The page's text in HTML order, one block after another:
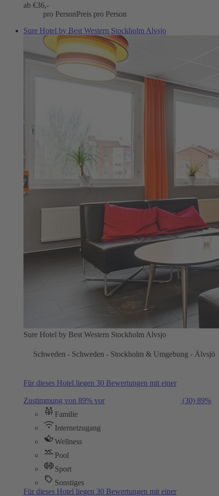
ab €36,-
pro PersonPreis pro Person
Sure Hotel by Best Western Stockholm Alvsjo
Sure Hotel by Best Western Stockholm Alvsjo
Schweden - Schweden - Stockholm & Umgebung - Älvsjö
Für dieses Hotel liegen 30 Bewertungen mit einer
Zustimmung von 89% vor (30) 89%
Familie
Internetzugang
Wellness
Pool
Sport
Sonstiges
Für dieses Hotel liegen 30 Bewertungen mit einer